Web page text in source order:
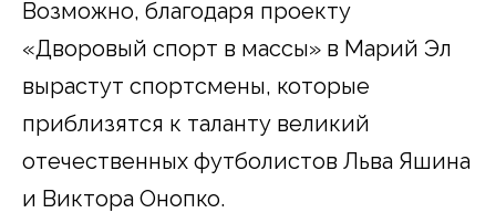
Возможно, благодаря проекту
«Дворовый спорт в массы» в Марий Эл
вырастут спортсмены, которые
приблизятся к таланту великий
отечественных футболистов Льва Яшина
и Виктора Онопко.